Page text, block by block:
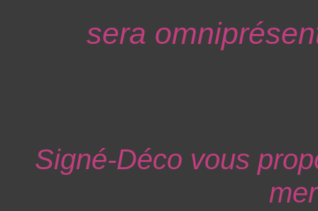
sera
Signé-Déco vous